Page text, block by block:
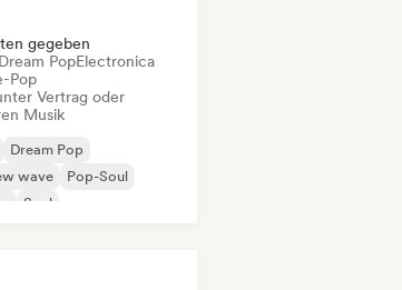
gegeben
PopElectronica
Pop
Vertrag oder
Musik
Dream Pop
wave
Pop-Soul
Soul